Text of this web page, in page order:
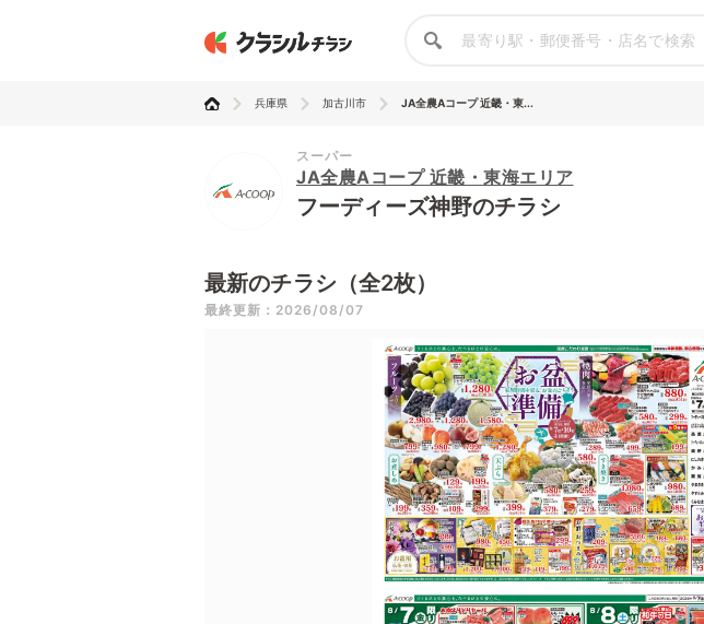
兵庫県 加古川市 JA全農Aコープ 近畿・東...
スーパー
JA全農Aコープ 近畿・東海エリア
フーディーズ神野のチラシ
最新のチラシ（全2枚）
最終更新：2026/08/07